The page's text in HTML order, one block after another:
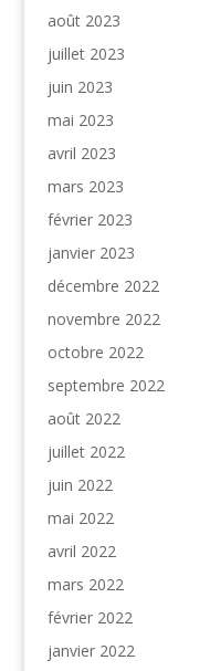
août 2023
juillet 2023
juin 2023
mai 2023
avril 2023
mars 2023
février 2023
janvier 2023
décembre 2022
novembre 2022
octobre 2022
septembre 2022
août 2022
juillet 2022
juin 2022
mai 2022
avril 2022
mars 2022
février 2022
janvier 2022